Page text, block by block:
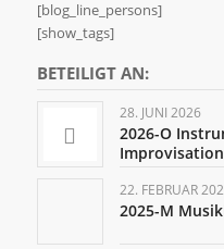
[blog_line_persons]
[show_tags]
BETEILIGT AN:
28. JUNI 2026
2026-O
Improvisation
22. FEBRUAR
2025-M